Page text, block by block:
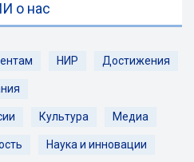
о нас
НИР Достижения
Культура Медиа
Наука и инновации